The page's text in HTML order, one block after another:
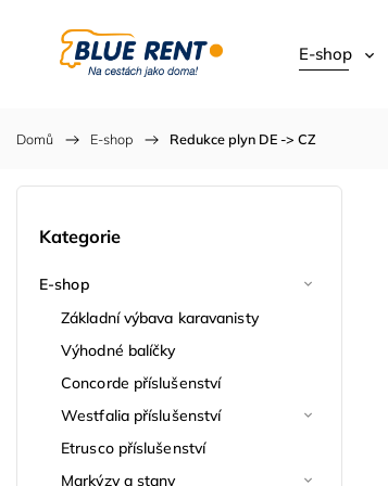
E-shop
Domů / E-shop / Redukce plyn DE -> CZ
Kategorie
E-shop
Základní výbava karavanisty
Výhodné balíčky
Concorde příslušenství
Westfalia příslušenství
Etrusco příslušenství
Markýzy a stany